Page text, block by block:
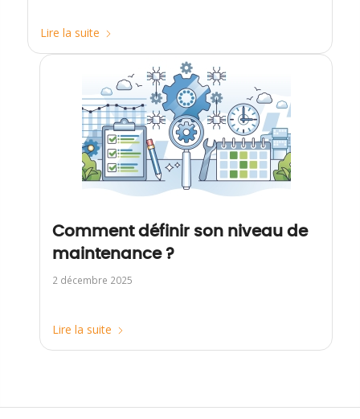
Lire la suite
Comment définir son niveau de
maintenance ?
2 décembre 2025
Lire la suite